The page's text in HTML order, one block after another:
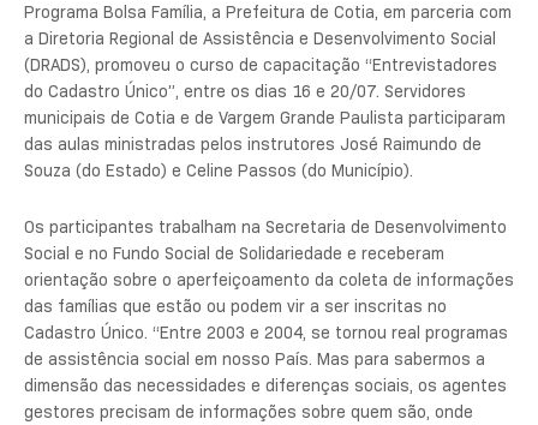
Programa Bolsa Família, a Prefeitura de Cotia, em parceria com
a Diretoria Regional de Assistência e Desenvolvimento Social
(DRADS), promoveu o curso de capacitação “Entrevistadores
do Cadastro Único”, entre os dias 16 e 20/07. Servidores
municipais de Cotia e de Vargem Grande Paulista participaram
das aulas ministradas pelos instrutores José Raimundo de
Souza (do Estado) e Celine Passos (do Município).
Os participantes trabalham na Secretaria de Desenvolvimento
Social e no Fundo Social de Solidariedade e receberam
orientação sobre o aperfeiçoamento da coleta de informações
das famílias que estão ou podem vir a ser inscritas no
Cadastro Único. “Entre 2003 e 2004, se tornou real programas
de assistência social em nosso País. Mas para sabermos a
dimensão das necessidades e diferenças sociais, os agentes
gestores precisam de informações sobre quem são, onde